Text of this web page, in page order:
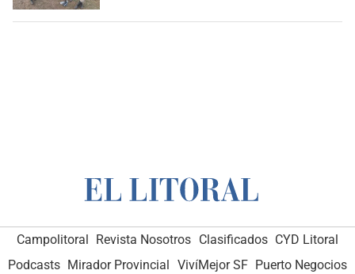
Campolitoral Revista Nosotros Clasificados CYD Litoral
Podcasts Mirador Provincial VivíMejor SF Puerto Negocios